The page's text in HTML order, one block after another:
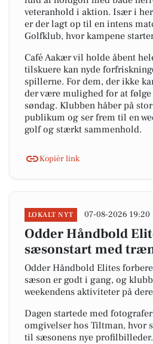
veteranhold i aktion. Især i
er der lagt op til en intens
Golfklub, hvor kampene
Café Aakær vil holde åbent
tilskuere kan nyde
spillerne. For dem, der ikke
der være mulighed for at
søndag. Klubben håber på
publikum og ser frem til en
golf og stærkt sammenhold.
Kopiér link
LOKALT NYT 07-08-2026 19:20
Odder Håndbold
sæsonstart med
Odder Håndbold Elites
sæson er godt i gang, og
weekendens aktiviteter på
Dagen startede med
omgivelser hos Tiltman, hvor
til sæsonens nye profilbilleder.